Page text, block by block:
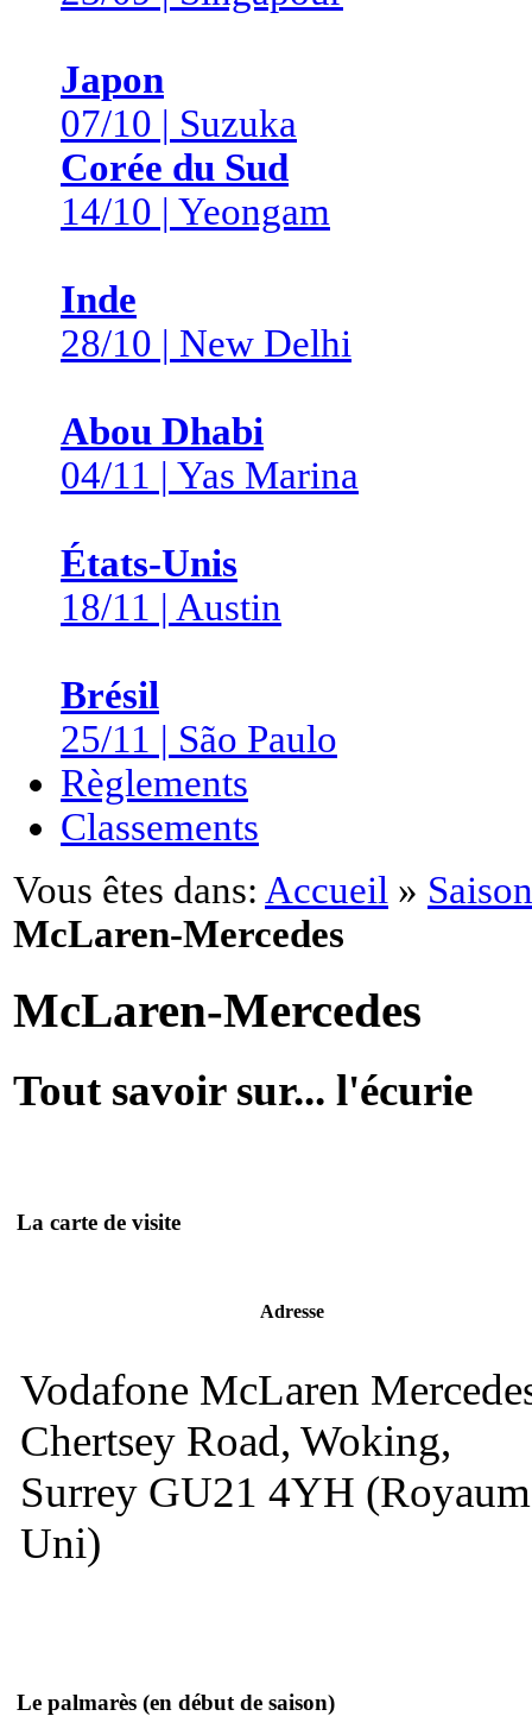
Japon
07/10 | Suzuka
Corée du Sud
14/10 | Yeongam
Inde
28/10 | New Delhi
Abou Dhabi
04/11 | Yas Marina
États-Unis
18/11 | Austin
Brésil
25/11 | São Paulo
Règlements
Classements
Vous êtes dans: Accueil »
McLaren-Mercedes
McLaren-Mercedes
Tout savoir sur... l'écurie
La carte de visite
Adresse
Vodafone McLaren
Chertsey Road, Woking,
Surrey GU21 4YH
Uni)
Le palmarès (en début de saison)